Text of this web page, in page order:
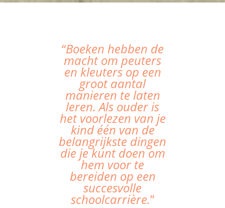
“Boeken hebben de
macht om peuters
en kleuters op een
groot aantal
manieren te laten
leren. Als ouder is
het voorlezen van je
kind één van de
belangrijkste dingen
die je kunt doen om
hem voor te
bereiden op een
succesvolle
schoolcarrière.”